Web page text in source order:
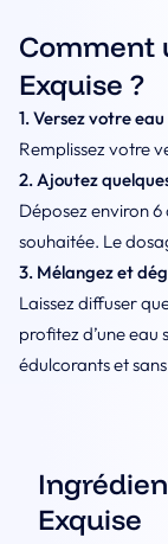
Comment
Exquise ?
1. Versez votre eau
Remplissez votre
2. Ajoutez
Déposez environ 6
souhaitée. Le
3. Mélangez et
Laissez diffuser
profitez d’une eau
édulcorants et
Exquise